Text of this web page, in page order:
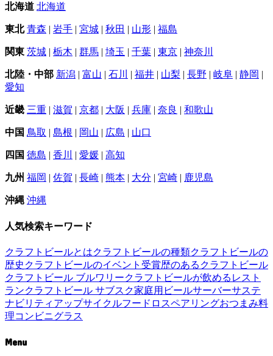
北海道 北海道
東北 青森 | 岩手 | 宮城 | 秋田 | 山形 | 福島
関東 茨城 | 栃木 | 群馬 | 埼玉 | 千葉 | 東京 | 神奈川
北陸・中部 新潟 | 富山 | 石川 | 福井 | 山梨 | 長野 | 岐阜 | 静岡 |
愛知
近畿 三重 | 滋賀 | 京都 | 大阪 | 兵庫 | 奈良 | 和歌山
中国 鳥取 | 島根 | 岡山 | 広島 | 山口
四国 徳島 | 香川 | 愛媛 | 高知
九州 福岡 | 佐賀 | 長崎 | 熊本 | 大分 | 宮崎 | 鹿児島
沖縄 沖縄
人気検索キーワード
クラフトビールとはクラフトビールの種類クラフトビールの
歴史 クラフトビールのイベント 受賞歴のあるクラフトビール
クラフトビール ブルワリークラフトビールが飲めるレスト
ランクラフトビール サブスク家庭用ビールサーバーサステ
ナビリティ アップサイクルフードロスペアリングおつまみ料
理コンビニグラス
Menu